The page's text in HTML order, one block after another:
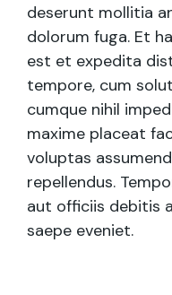
deserunt mollitia
dolorum fuga. Et
est et expedita
tempore, cum
cumque nihil
maxime placeat
voluptas
repellendus.
aut officiis debitis
saepe eveniet.